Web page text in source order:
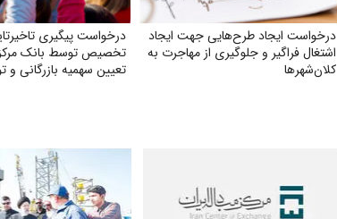
درخواست ایجاد طرح‌هایی جهت ایجاد
اشتغال فراگیر و جلوگیری از مهاجرت به
کلان‌شهرها
درخواست پیگیری
تخصیص توسط بانک
تعیین سهمیه بازرگانی و